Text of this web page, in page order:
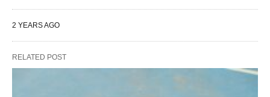
2 YEARS AGO
RELATED POST